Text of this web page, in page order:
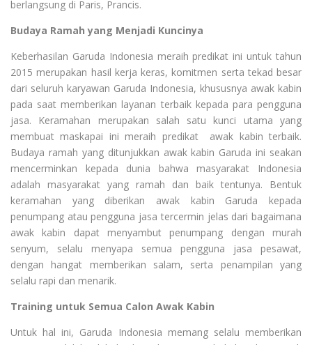
berlangsung di Paris, Prancis.
Budaya Ramah yang Menjadi Kuncinya
Keberhasilan Garuda Indonesia meraih predikat ini untuk tahun
2015 merupakan hasil kerja keras, komitmen serta tekad besar
dari seluruh karyawan Garuda Indonesia, khususnya awak kabin
pada saat memberikan layanan terbaik kepada para pengguna
jasa. Keramahan merupakan salah satu kunci utama yang
membuat maskapai ini meraih predikat awak kabin terbaik.
Budaya ramah yang ditunjukkan awak kabin Garuda ini seakan
mencerminkan kepada dunia bahwa masyarakat Indonesia
adalah masyarakat yang ramah dan baik tentunya. Bentuk
keramahan yang diberikan awak kabin Garuda kepada
penumpang atau pengguna jasa tercermin jelas dari bagaimana
awak kabin dapat menyambut penumpang dengan murah
senyum, selalu menyapa semua pengguna jasa pesawat,
dengan hangat memberikan salam, serta penampilan yang
selalu rapi dan menarik.
Training untuk Semua Calon Awak Kabin
Untuk hal ini, Garuda Indonesia memang selalu memberikan